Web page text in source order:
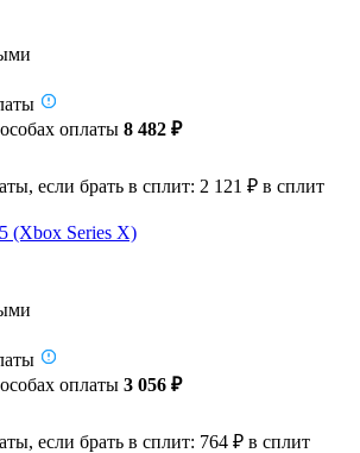
оплаты 8 482 ₽
если брать в сплит: 2 121 ₽ в сплит
(Xbox Series X)
оплаты 3 056 ₽
если брать в сплит: 764 ₽ в сплит